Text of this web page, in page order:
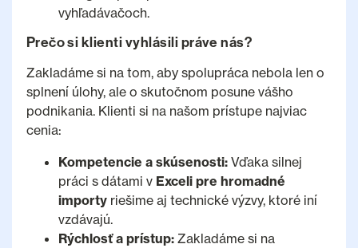
vyhľadávačoch.
Prečo si klienti vyhlásili práve nás?
Zakladáme si na tom, aby spolupráca nebola len o
splnení úlohy, ale o skutočnom posune vášho
podnikania. Klienti si na našom prístupe najviac
cenia:
Kompetencie a skúsenosti:Vďaka silnej
práci s dátami v Exceli pre hromadné
importyriešime aj technické výzvy, ktoré iní
vzdávajú.
Rýchlosť a prístup:Zakladáme si na